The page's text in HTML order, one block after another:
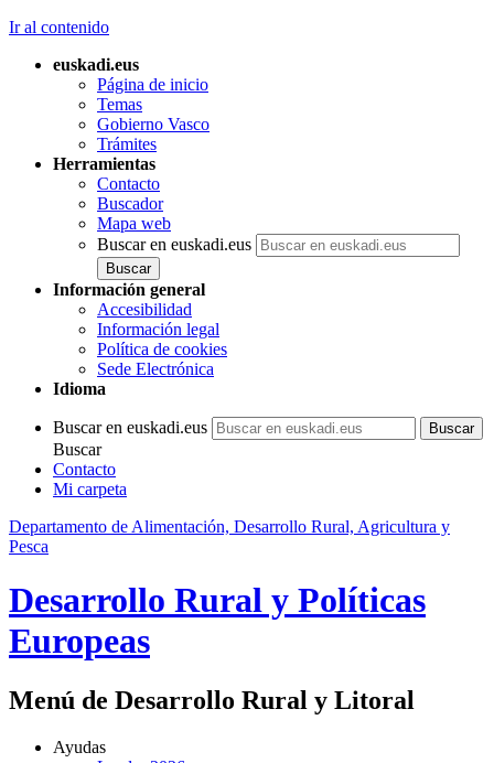
Ir al contenido
euskadi.eus
Página de inicio
Temas
Gobierno Vasco
Trámites
Herramientas
Contacto
Buscador
Mapa web
Buscar en euskadi.eus
Información general
Accesibilidad
Información legal
Política de cookies
Sede Electrónica
Idioma
Buscar en euskadi.eus
Buscar
Contacto
Mi carpeta
Departamento de Alimentación, Desarrollo Rural, Agricultura y
Pesca
Desarrollo Rural y Políticas
Europeas
Menú de Desarrollo Rural y Litoral
Ayudas